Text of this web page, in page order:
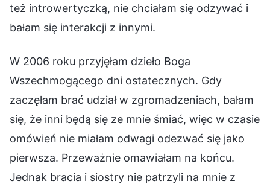
też introwertyczką, nie chciałam się odzywać i
bałam się interakcji z innymi.
W 2006 roku przyjęłam dzieło Boga
Wszechmogącego dni ostatecznych. Gdy
zaczęłam brać udział w zgromadzeniach, bałam
się, że inni będą się ze mnie śmiać, więc w czasie
omówień nie miałam odwagi odezwać się jako
pierwsza. Przeważnie omawiałam na końcu.
Jednak bracia i siostry nie patrzyli na mnie z